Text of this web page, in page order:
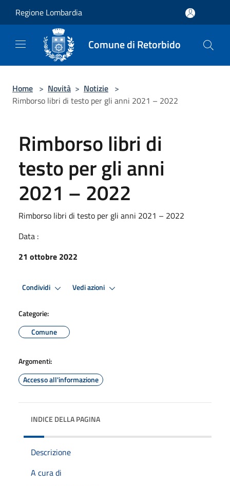
Regione Lombardia
Comune di Retorbido
Home > Novità > Notizie >
Rimborso libri di testo per gli anni 2021 – 2022
Rimborso libri di
testo per gli anni
2021 – 2022
Rimborso libri di testo per gli anni 2021 – 2022
Data :
21 ottobre 2022
Condividi Vedi azioni
Categorie:
Comune
Argomenti:
Accesso all'informazione
INDICE DELLA PAGINA
Descrizione
A cura di